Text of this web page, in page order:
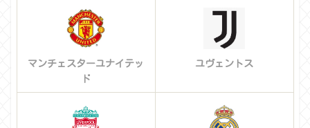
マンチェスターユナイテッ
ド
ユヴェントス